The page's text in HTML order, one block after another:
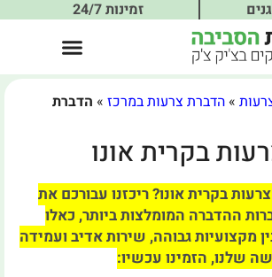
זמינות 24/7
»הדברת צרעות במרכז » הדברת
בקרית אונו
בקרית אונו? ריכזנו עבורכם את
ההדברה המומלצות ביותר, כאלו
מקצועיות גבוהה, שירות אדיב ועמידה
שלנו, הזמינו עכשיו: